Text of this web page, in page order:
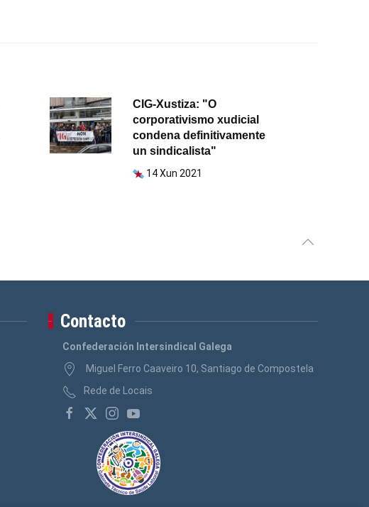
CIG-Xustiza: "O
corporativismo xudicial
condena definitivamente
un sindicalista"
14 Xun 2021
Contacto
Confederación Intersindical Galega
Miguel Ferro Caaveiro 10, Santiago de Compostela
Rede de Locais